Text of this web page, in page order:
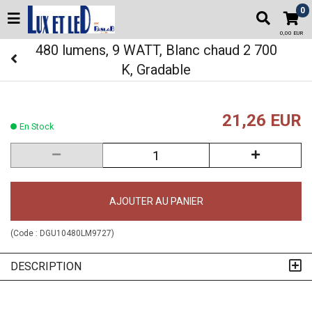
0
0,00 EUR
480 lumens, 9 WATT, Blanc chaud 2 700
K, Gradable
En Stock 21,26 EUR
AJOUTER AU PANIER
(Code : DGU10480LM9727)
DESCRIPTION